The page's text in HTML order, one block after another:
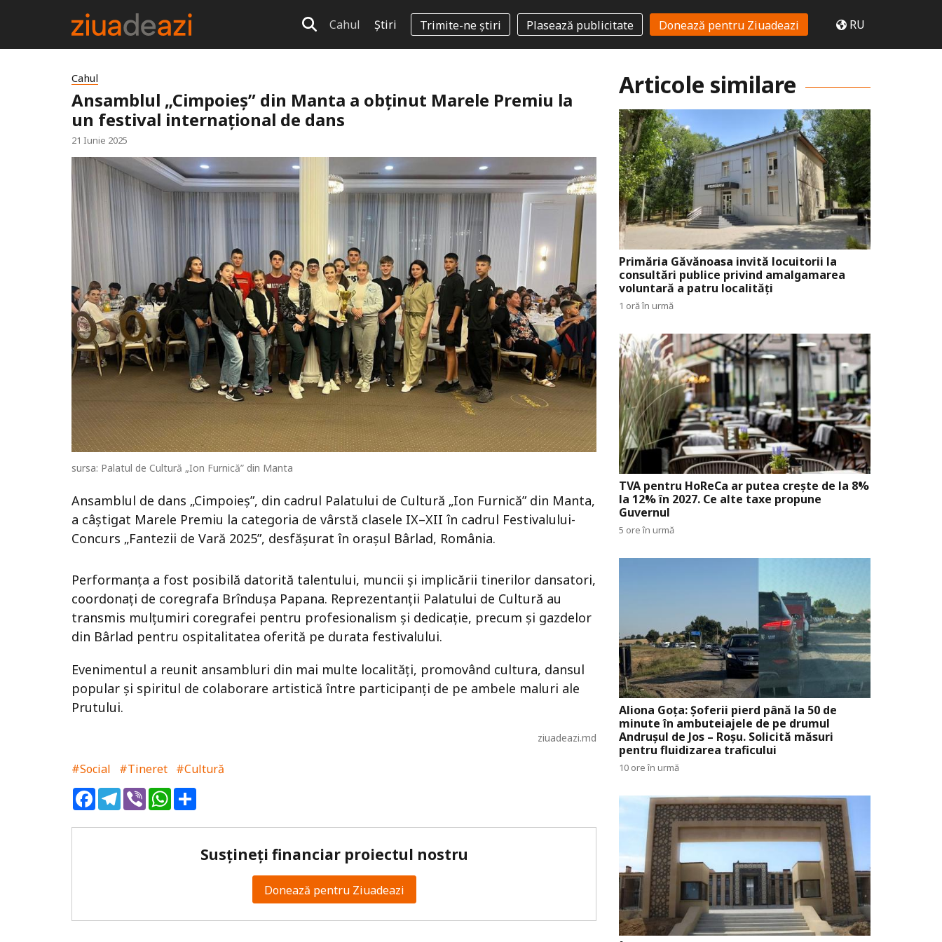
Cahul Știri Trimite-ne știri Plasează publicitate Donează pentru Ziuadeazi RU
Cahul
Ansamblul „Cimpoieș” din Manta a obținut Marele Premiu la
un festival internațional de dans
21 Iunie 2025
sursa: Palatul de Cultură „Ion Furnică” din Manta
Ansamblul de dans „Cimpoieș”, din cadrul Palatului de Cultură „Ion Furnică” din Manta,
a câștigat Marele Premiu la categoria de vârstă clasele IX–XII în cadrul Festivalului-
Concurs „Fantezii de Vară 2025”, desfășurat în orașul Bârlad, România.
Performanța a fost posibilă datorită talentului, muncii și implicării tinerilor dansatori,
coordonați de coregrafa Brîndușa Papana. Reprezentanții Palatului de Cultură au
transmis mulțumiri coregrafei pentru profesionalism și dedicație, precum și gazdelor
din Bârlad pentru ospitalitatea oferită pe durata festivalului.
Evenimentul a reunit ansambluri din mai multe localități, promovând cultura, dansul
popular și spiritul de colaborare artistică între participanți de pe ambele maluri ale
Prutului.
ziuadeazi.md
#Social #Tineret #Cultură
FacebookTelegram
ViberWhatsApp
Susțineți financiar proiectul nostru
Donează pentru Ziuadeazi
Articole similare
Primăria Găvănoasa invită locuitorii la
consultări publice privind amalgamarea
voluntară a patru localități
1 oră în urmă
TVA pentru HoReCa ar putea crește de la 8%
la 12% în 2027. Ce alte taxe propune
Guvernul
5 ore în urmă
Aliona Goța: Șoferii pierd până la 50 de
minute în ambuteiajele de pe drumul
Andrușul de Jos – Roșu. Solicită măsuri
pentru fluidizarea traficului
10 ore în urmă